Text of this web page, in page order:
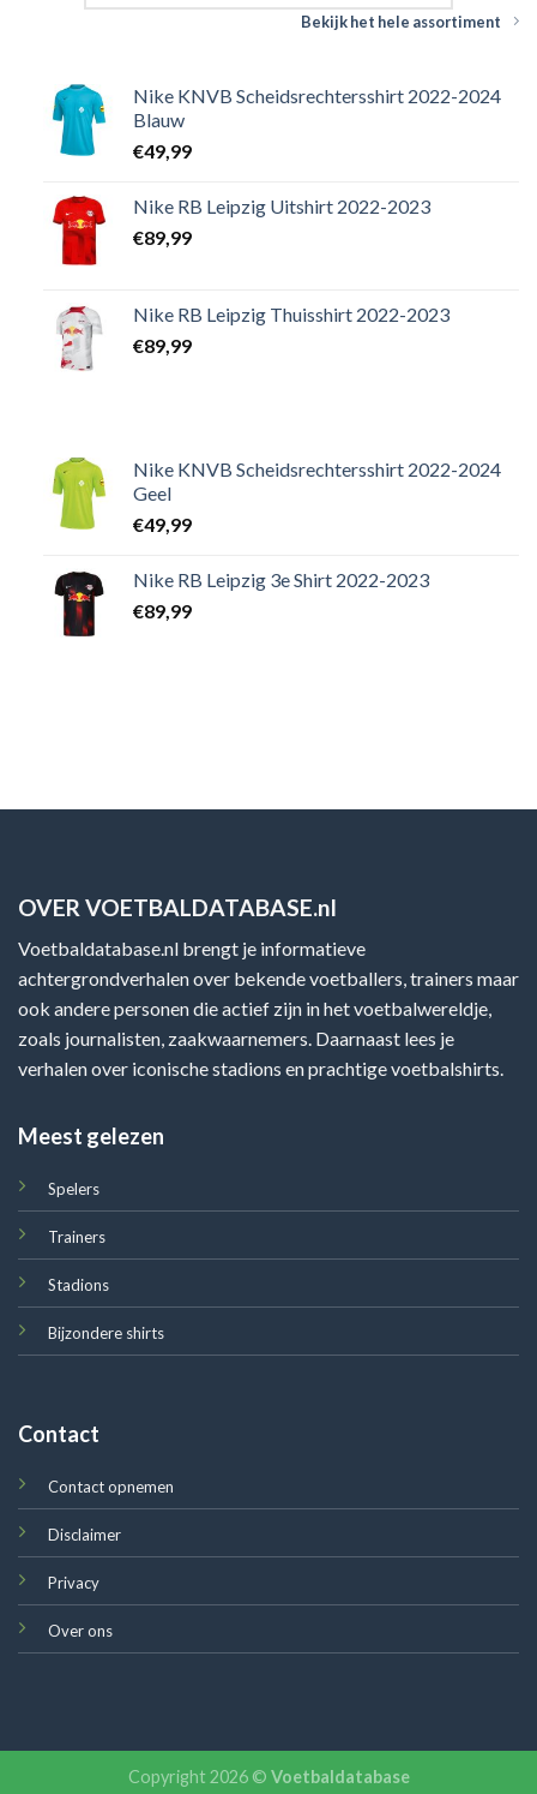
Bekijk het hele assortiment
Nike KNVB Scheidsrechtersshirt 2022-2024
Blauw
€49,99
Nike RB Leipzig Uitshirt 2022-2023
€89,99
Nike RB Leipzig Thuisshirt 2022-2023
€89,99
Nike KNVB Scheidsrechtersshirt 2022-2024
Geel
€49,99
Nike RB Leipzig 3e Shirt 2022-2023
€89,99
OVER VOETBALDATABASE.nl
Voetbaldatabase.nl brengt je informatieve
achtergrondverhalen over bekende voetballers, trainers maar
ook andere personen die actief zijn in het voetbalwereldje,
zoals journalisten, zaakwaarnemers. Daarnaast lees je
verhalen over iconische stadions en prachtige voetbalshirts.
Meest gelezen
Spelers
Trainers
Stadions
Bijzondere shirts
Contact
Contact opnemen
Disclaimer
Privacy
Over ons
Copyright 2026 © Voetbaldatabase